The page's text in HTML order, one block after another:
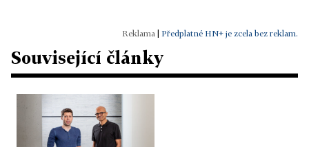
Předplatné HN+ je zcela bez reklam.
Související články